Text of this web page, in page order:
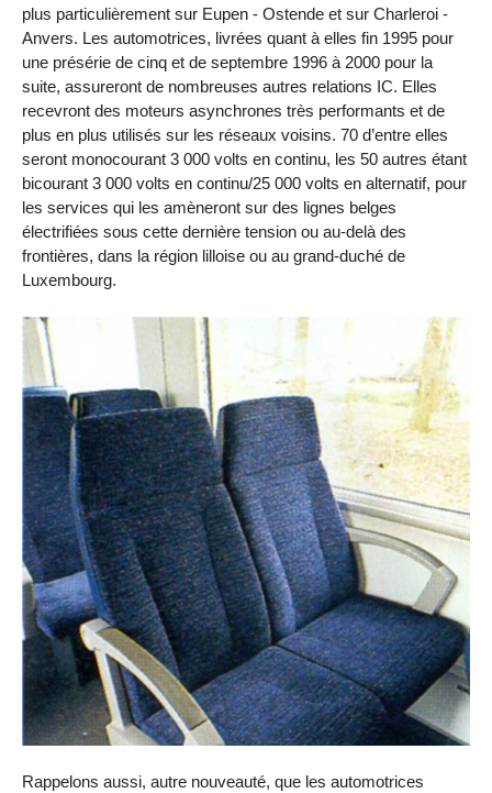
plus particulièrement sur Eupen - Ostende et sur Charleroi -
Anvers. Les automotrices, livrées quant à elles fin 1995 pour
une présérie de cinq et de septembre 1996 à 2000 pour la
suite, assureront de nombreuses autres relations IC. Elles
recevront des moteurs asynchrones très performants et de
plus en plus utilisés sur les réseaux voisins. 70 d’entre elles
seront monocourant 3 000 volts en continu, les 50 autres étant
bicourant 3 000 volts en continu/25 000 volts en alternatif, pour
les services qui les amèneront sur des lignes belges
électrifiées sous cette dernière tension ou au-delà des
frontières, dans la région lilloise ou au grand-duché de
Luxembourg.
Rappelons aussi, autre nouveauté, que les automotrices